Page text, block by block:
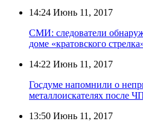
14:24 Июнь 11, 2017
СМИ: следователи
доме «кратовского
14:22 Июнь 11, 2017
Госдуме напомнили о
металлоискателях после
13:50 Июнь 11, 2017